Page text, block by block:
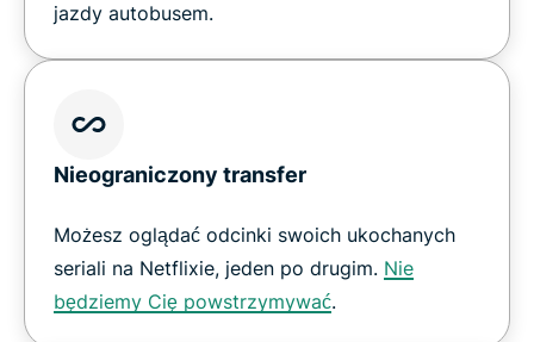
jazdy autobusem.
Nieograniczony transfer
Możesz oglądać odcinki swoich ukochanych
seriali na Netflixie, jeden po drugim. Nie
będziemy Cię powstrzymywać.